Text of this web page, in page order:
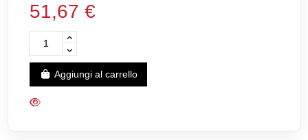
51,67 €
Aggiungi al carrello